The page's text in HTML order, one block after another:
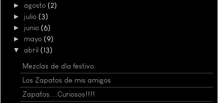
► agosto (2)
► julio (3)
► junio (6)
► mayo (9)
▼ abril (13)
Mezclas de día festivo.
Los Zapatos de mis amigos
Zapatos....Curiosos!!!!